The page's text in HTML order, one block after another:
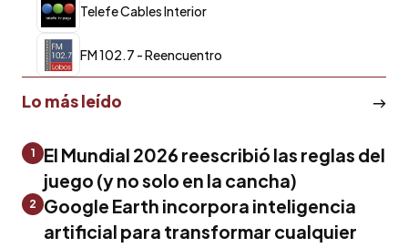
Telefe Cables Interior
FM 102.7 - Reencuentro
Lo más leído
1
El Mundial 2026 reescribió las reglas del
juego (y no solo en la cancha)
2
Google Earth incorpora inteligencia
artificial para transformar cualquier